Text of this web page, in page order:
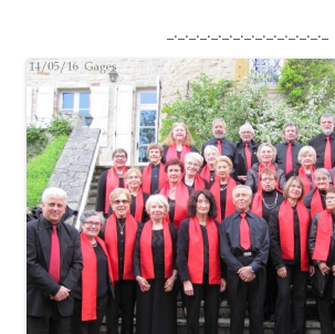
_._._._._._._._._._._._._._._